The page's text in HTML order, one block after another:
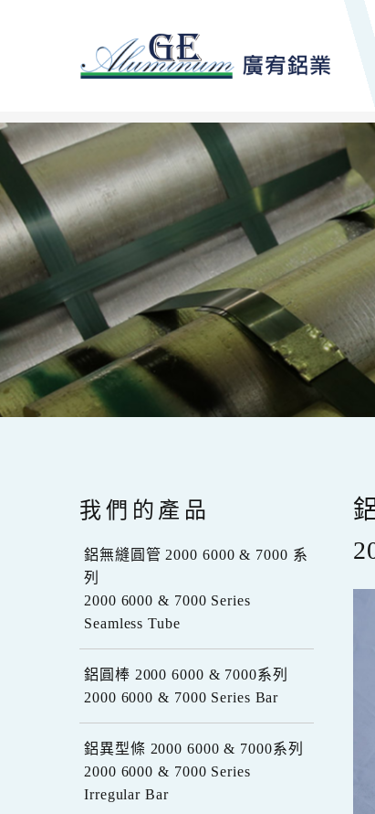
我們的產品
鋁無縫圓管 2000 6000 & 7000 系
列
2000 6000 & 7000 Series
Seamless Tube
鋁圓棒 2000 6000 & 7000系列
2000 6000 & 7000 Series Bar
鋁異型條 2000 6000 & 7000系列
2000 6000 & 7000 Series
Irregular Bar